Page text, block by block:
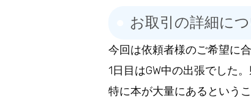
お取引の詳細に
今回は依頼者様のご希望に
1日目はGW中の出張でした
特に本が大量にあるという